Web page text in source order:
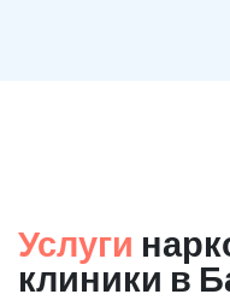
Услуги
клиники в